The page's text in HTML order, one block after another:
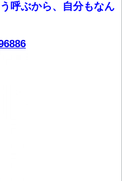
ぶから、自分もなん